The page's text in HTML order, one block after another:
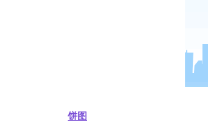
饼图